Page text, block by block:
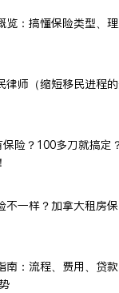
览：搞懂保险类型、
师（缩短移民进程的
保险？100多刀就搞定
不一样？加拿大租房
南：流程、费用、贷